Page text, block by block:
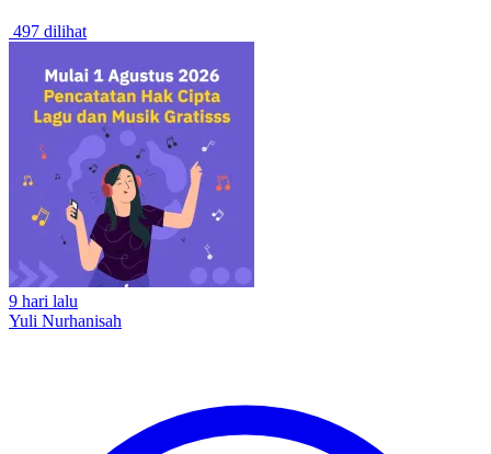
497 dilihat
9 hari lalu
Yuli Nurhanisah